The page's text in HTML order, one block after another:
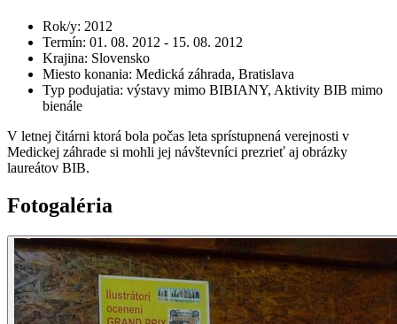
Rok/y: 2012
Termín: 01. 08. 2012 - 15. 08. 2012
Krajina: Slovensko
Miesto konania: Medická záhrada, Bratislava
Typ podujatia: výstavy mimo BIBIANY, Aktivity BIB mimo
bienále
V letnej čitárni ktorá bola počas leta sprístupnená verejnosti v
Medickej záhrade si mohli jej návštevníci prezrieť aj obrázky
laureátov BIB.
Fotogaléria